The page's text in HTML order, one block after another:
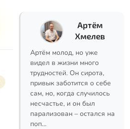
Артём
Хмелев
Артём молод, но уже
видел в жизни много
трудностей. Он сирота,
привык заботится о себе
сам, но, когда случилось
несчастье, и он был
парализован – остался на
поп…